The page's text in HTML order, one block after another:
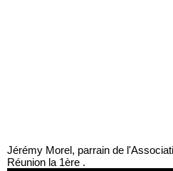
Jérémy Morel, parrain de
Réunion la 1ère .